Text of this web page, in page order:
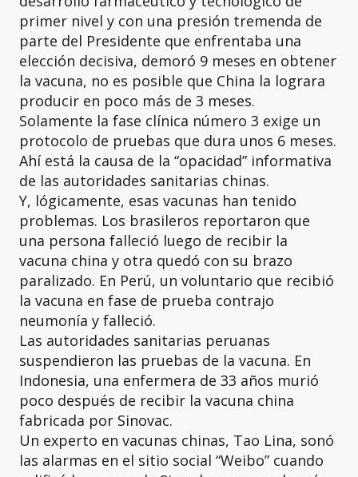
primer nivel y con una presión tremenda de
parte del Presidente que enfrentaba una
elección decisiva, demoró 9 meses en obtener
la vacuna, no es posible que China la lograra
producir en poco más de 3 meses.
Solamente la fase clínica número 3 exige un
protocolo de pruebas que dura unos 6 meses.
Ahí está la causa de la “opacidad” informativa
de las autoridades sanitarias chinas.
Y, lógicamente, esas vacunas han tenido
problemas. Los brasileros reportaron que
una persona falleció luego de recibir la
vacuna china y otra quedó con su brazo
paralizado. En Perú, un voluntario que recibió
la vacuna en fase de prueba contrajo
neumonía y falleció.
Las autoridades sanitarias peruanas
suspendieron las pruebas de la vacuna. En
Indonesia, una enfermera de 33 años murió
poco después de recibir la vacuna china
fabricada por Sinovac.
Un experto en vacunas chinas, Tao Lina, sonó
las alarmas en el sitio social “Weibo” cuando